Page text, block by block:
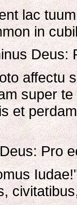
lac
in
Deus:
affectu
super
et
Pro